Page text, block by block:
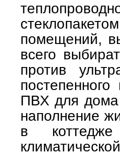
помещений,
всего
против
ПВХ для дома
наполнение
в